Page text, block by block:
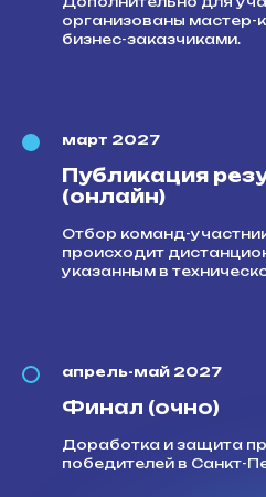
организованы мастер-
бизнес-заказчиками.
март 2027
Публикация
(онлайн)
Отбор команд-
происходит
указанным в
апрель-май 2027
Финал (очно)
Доработка и защита
победителей в Санкт-